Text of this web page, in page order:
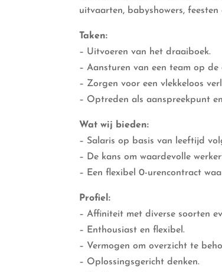
uitvaarten, babyshowers,
Taken:
– Uitvoeren van het draaiboek.
– Aansturen van een team op
– Zorgen voor een vlekkeloos
– Optreden als aanspreekpunt
Wat wij bieden:
– Salaris op basis van leeftijd
– De kans om waardevolle
– Een flexibel 0-urencontract
Profiel:
– Affiniteit met diverse soorten
– Enthousiast en flexibel.
– Vermogen om overzicht te
– Oplossingsgericht denken.